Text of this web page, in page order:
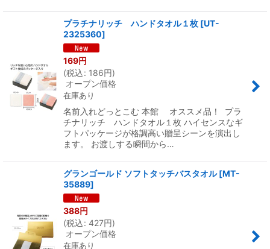
プラチナリッチ ハンドタオル１枚 [UT-
2325360]
169円
(税込: 186円)
オープン価格
在庫あり
名前入れどっとこむ 本館 オススメ品！ プラ
チナリッチ ハンドタオル１枚 ハイセンスなギ
フトパッケージが格調高い贈呈シーンを演出し
ます。 お渡しする瞬間から…
グランゴールド ソフトタッチバスタオル [MT-
35889]
388円
(税込: 427円)
オープン価格
在庫あり